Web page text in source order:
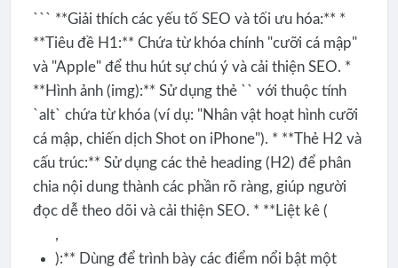
``` **Giải thích các yếu tố SEO và tối ưu hóa:** *
**Tiêu đề H1:** Chứa từ khóa chính "cưỡi cá mập"
và "Apple" để thu hút sự chú ý và cải thiện SEO. *
**Hình ảnh (img):** Sử dụng thẻ ` ` với thuộc tính
`alt` chứa từ khóa (ví dụ: "Nhân vật hoạt hình cưỡi
cá mập, chiến dịch Shot on iPhone"). * **Thẻ H2 và
cấu trúc:** Sử dụng các thẻ heading (H2) để phân
chia nội dung thành các phần rõ ràng, giúp người
đọc dễ theo dõi và cải thiện SEO. * **Liệt kê (
,
):** Dùng để trình bày các điểm nổi bật một